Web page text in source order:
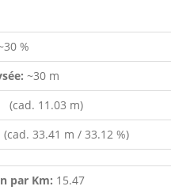
%
~30 m
(cad. 11.03 m)
33.41 m / 33.12 %)
par Km: 15.47